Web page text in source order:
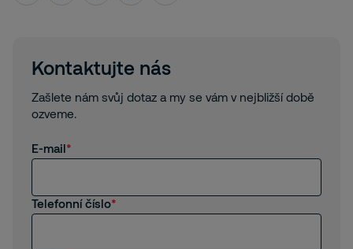
Kontaktujte nás
Zašlete nám svůj dotaz a my se vám v nejbližší době
ozveme.
E-mail
Telefonní číslo